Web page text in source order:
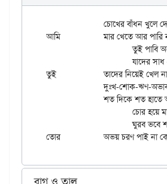
আমি		মার খেতে আর পারি না মা এবার বুড়ি ছুঁয়ে বাঁচি।।
			তুই পাবি অনেক মেয়ে ছেলে
			যাদের সাধ মেটেনি খেলে খেলে,
তুই		তাদের নিয়েই খেল না মা গো শ্রান্ত আমি রেহাই যাচি।
		দুঃখ-শোক-ঋণ-অভাব ব্যাধি মায়ার খেলুড়িরা মিলে,
		শত দিকে শত হাতে আঘাত হানে তিলে তিলে।
			ঘুরব ভবে শান্তিবিহীন,